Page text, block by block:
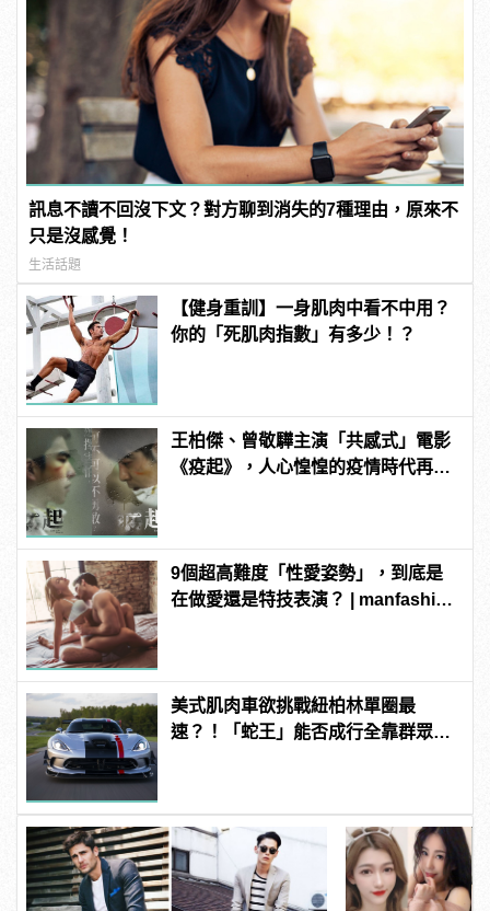
訊息不讀不回沒下文？對方聊到消失的7種理由，原來不
只是沒感覺！
生活話題
【健身重訓】一身肌肉中看不中用？
你的「死肌肉指數」有多少！？
王柏傑、曾敬驊主演「共感式」電影
《疫起》，人心惶惶的疫情時代再度
9個超高難度「性愛姿勢」，到底是
在做愛還是特技表演？ | manfashion
美式肌肉車欲挑戰紐柏林單圈最
速？！「蛇王」能否成行全靠群眾募